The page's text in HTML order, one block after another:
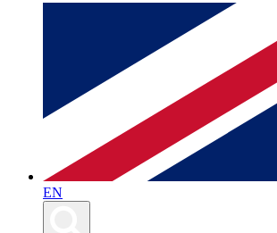
EN